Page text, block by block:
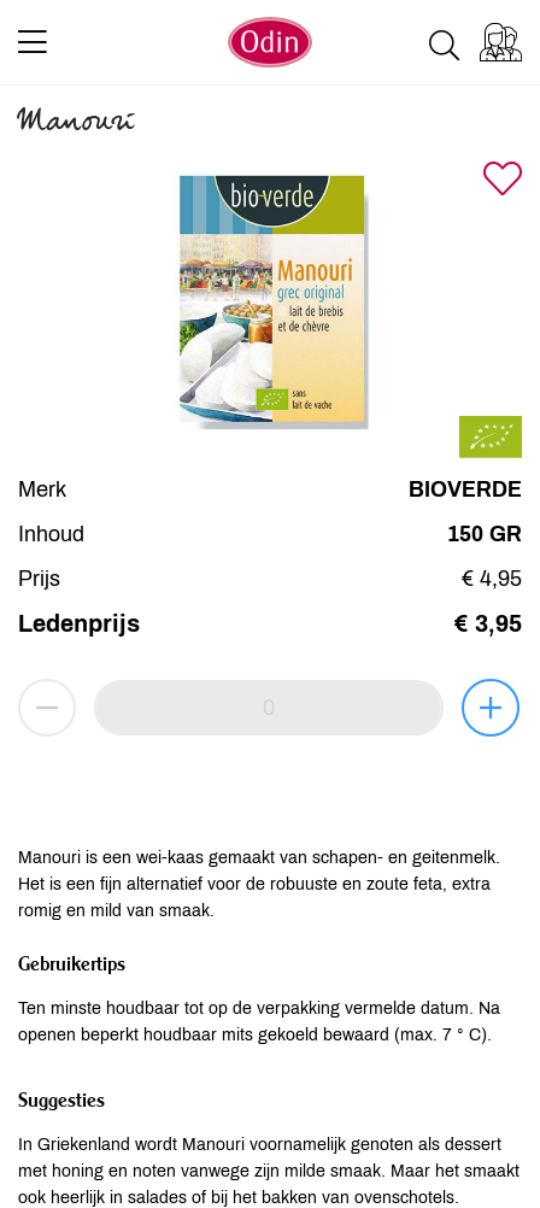
Manouri
Merk
BIOVERDE
Inhoud
150 GR
Prijs
€ 4,95
Ledenprijs € 3,95
Manouri is een wei-kaas gemaakt van schapen- en geitenmelk.
Het is een fijn alternatief voor de robuuste en zoute feta, extra
romig en mild van smaak.
Gebruikertips
Ten minste houdbaar tot op de verpakking vermelde datum. Na
openen beperkt houdbaar mits gekoeld bewaard (max. 7 ° C).
Suggesties
In Griekenland wordt Manouri voornamelijk genoten als dessert
met honing en noten vanwege zijn milde smaak. Maar het smaakt
ook heerlijk in salades of bij het bakken van ovenschotels.